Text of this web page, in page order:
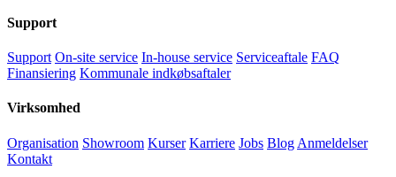
Support
Support On-site service In-house service Serviceaftale FAQ
Finansiering Kommunale indkøbsaftaler
Virksomhed
Organisation Showroom Kurser Karriere Jobs Blog Anmeldelser
Kontakt